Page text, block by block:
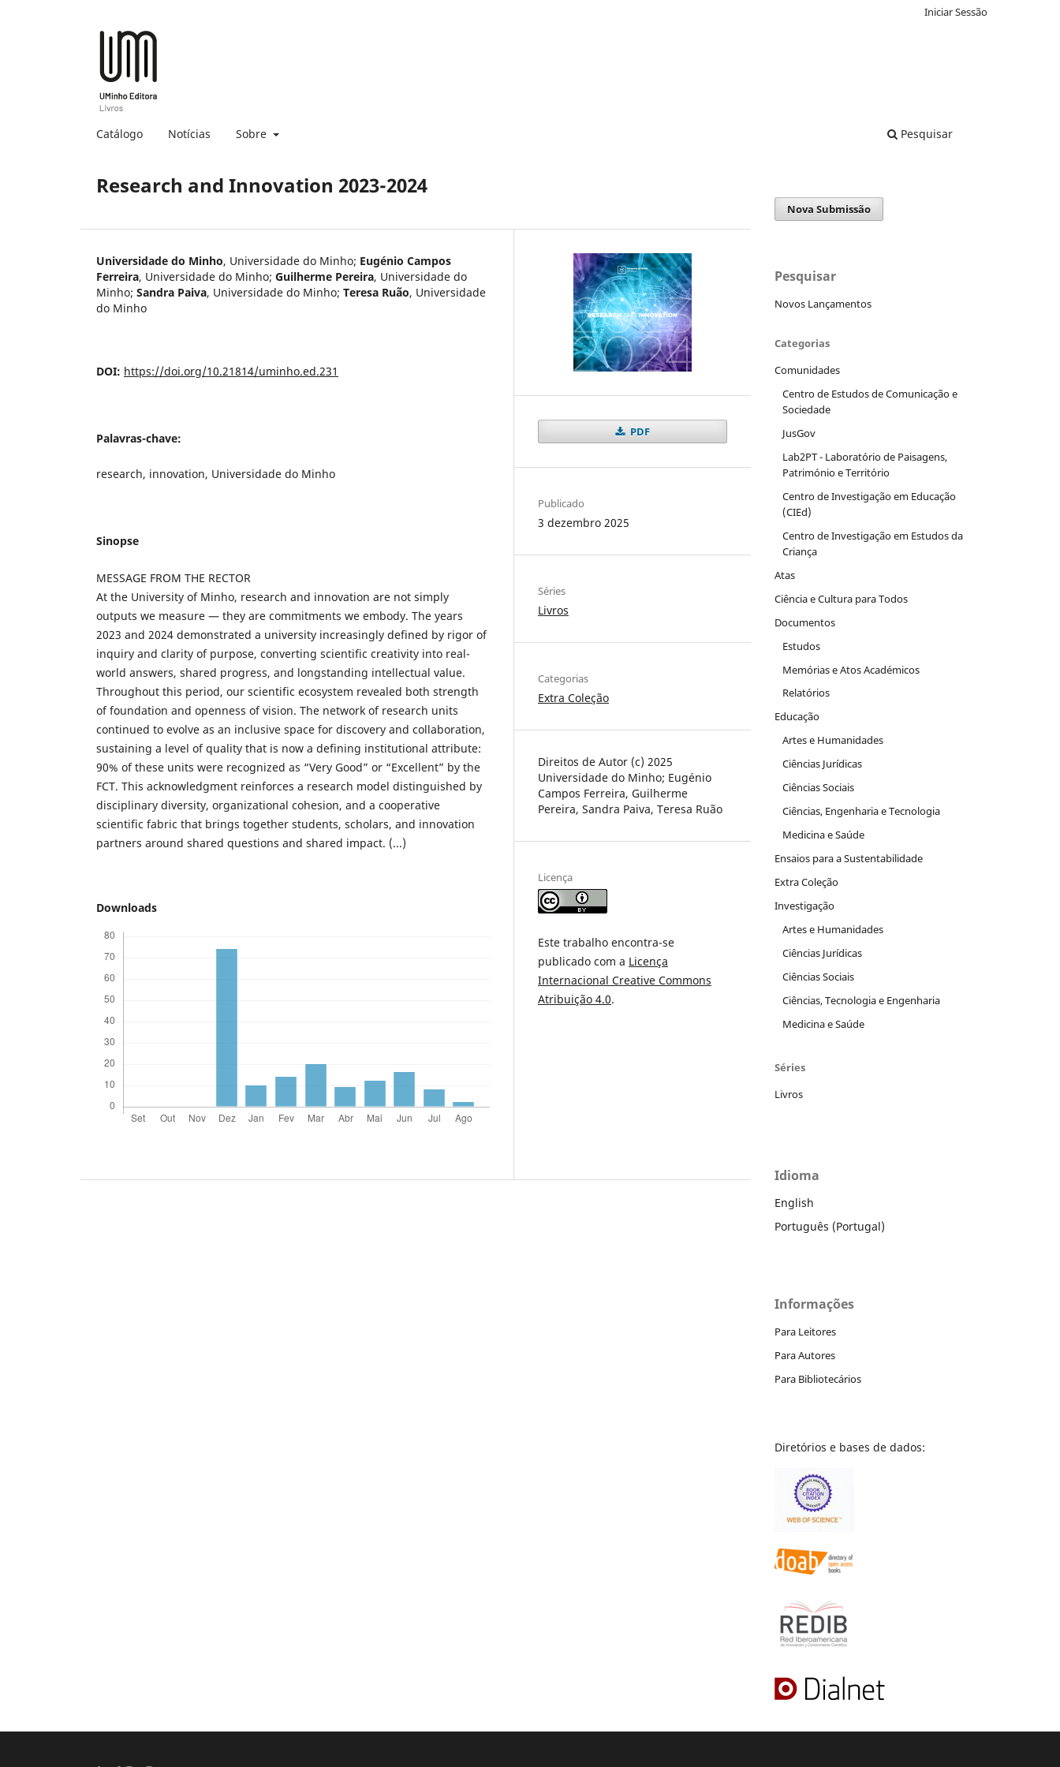
Catálogo Notícias Sobre Pesquisar
Iniciar Sessão
Research and Innovation 2023-2024
Universidade do Minho, Universidade do Minho; Eugénio Campos
Ferreira, Universidade do Minho; Guilherme Pereira, Universidade do
Minho; Sandra Paiva, Universidade do Minho; Teresa Ruão, Universidade
do Minho
DOI: https://doi.org/10.21814/uminho.ed.231
Palavras-chave:
research, innovation, Universidade do Minho
Sinopse
MESSAGE FROM THE RECTOR
At the University of Minho, research and innovation are not simply
outputs we measure — they are commitments we embody. The years
2023 and 2024 demonstrated a university increasingly defined by rigor of
inquiry and clarity of purpose, converting scientific creativity into real-
world answers, shared progress, and longstanding intellectual value.
Throughout this period, our scientific ecosystem revealed both strength
of foundation and openness of vision. The network of research units
continued to evolve as an inclusive space for discovery and collaboration,
sustaining a level of quality that is now a defining institutional attribute:
90% of these units were recognized as “Very Good” or “Excellent” by the
FCT. This acknowledgment reinforces a research model distinguished by
disciplinary diversity, organizational cohesion, and a cooperative
scientific fabric that brings together students, scholars, and innovation
partners around shared questions and shared impact. (...)
Downloads
PDF
Publicado
3 dezembro 2025
Séries
Livros
Categorias
Extra Coleção
Direitos de Autor (c) 2025
Universidade do Minho; Eugénio
Campos Ferreira, Guilherme
Pereira, Sandra Paiva, Teresa Ruão
Licença
Este trabalho encontra-se
publicado com a Licença
Internacional Creative Commons
Atribuição 4.0.
Nova Submissão
Pesquisar
Novos Lançamentos
Categorias
Comunidades
Centro de Estudos de Comunicação e
Sociedade
JusGov
Lab2PT - Laboratório de Paisagens,
Património e Território
Centro de Investigação em Educação
(CIEd)
Centro de Investigação em Estudos da
Criança
Atas
Ciência e Cultura para Todos
Documentos
Estudos
Memórias e Atos Académicos
Relatórios
Educação
Artes e Humanidades
Ciências Jurídicas
Ciências Sociais
Ciências, Engenharia e Tecnologia
Medicina e Saúde
Ensaios para a Sustentabilidade
Extra Coleção
Investigação
Artes e Humanidades
Ciências Jurídicas
Ciências Sociais
Ciências, Tecnologia e Engenharia
Medicina e Saúde
Séries
Livros
Idioma
English
Português (Portugal)
Informações
Para Leitores
Para Autores
Para Bibliotecários
Diretórios e bases de dados: